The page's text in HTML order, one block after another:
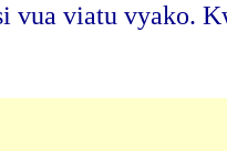
viatu vyako.